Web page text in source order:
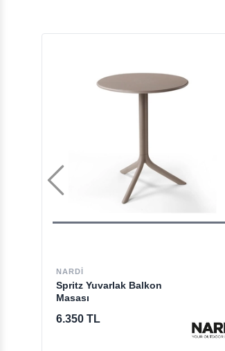
NARDI
Spritz Yuvarlak Balkon
Masası
6.350 TL